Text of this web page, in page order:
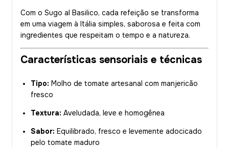
Com o Sugo al Basilico, cada refeição se transforma
em uma viagem à Itália simples, saborosa e feita com
ingredientes que respeitam o tempo e a natureza.
Características sensoriais e técnicas
Tipo: Molho de tomate artesanal com manjericão
fresco
Textura: Aveludada, leve e homogênea
Sabor: Equilibrado, fresco e levemente adocicado
pelo tomate maduro